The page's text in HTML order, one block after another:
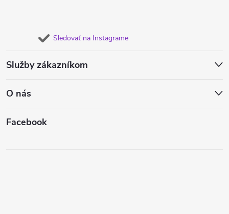
Sledovať na Instagrame
Služby zákazníkom
O nás
Facebook